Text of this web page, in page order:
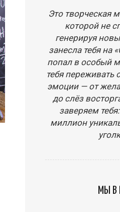
Это творческая
которой не
генерируя
занесла тебя на
попал в особый
тебя
эмоции — от
до слёз
заверяем
миллион
МЫ В